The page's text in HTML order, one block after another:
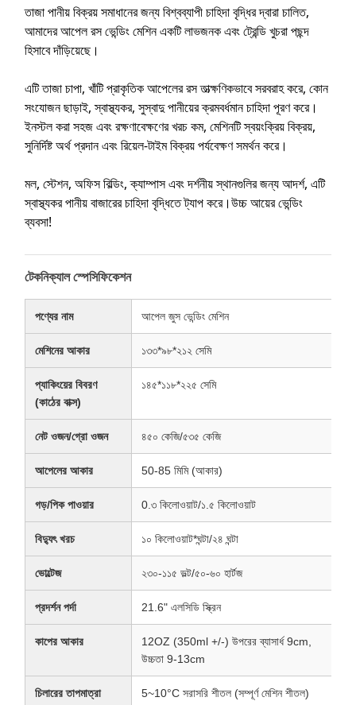
তাজা পানীয় বিক্রয় সমাধানের জন্য বিশ্বব্যাপী চাহিদা বৃদ্ধির দ্বারা চালিত,
আমাদের আপেল রস ভেন্ডিং মেশিন একটি লাভজনক এবং ট্রেন্ডি খুচরা পছন্দ
হিসাবে দাঁড়িয়েছে।
এটি তাজা চাপা, খাঁটি প্রাকৃতিক আপেলের রস তাত্ক্ষণিকভাবে সরবরাহ করে, কোন
সংযোজন ছাড়াই, স্বাস্থ্যকর, সুস্বাদু পানীয়ের ক্রমবর্ধমান চাহিদা পূরণ করে।
ইনস্টল করা সহজ এবং রক্ষণাবেক্ষণের খরচ কম, মেশিনটি স্বয়ংক্রিয় বিক্রয়,
সুনির্দিষ্ট অর্থ প্রদান এবং রিয়েল-টাইম বিক্রয় পর্যবেক্ষণ সমর্থন করে।
মল, স্টেশন, অফিস বিল্ডিং, ক্যাম্পাস এবং দর্শনীয় স্থানগুলির জন্য আদর্শ, এটি
স্বাস্থ্যকর পানীয় বাজারের চাহিদা বৃদ্ধিতে ট্যাপ করে।উচ্চ আয়ের ভেন্ডিং
ব্যবসা!
টেকনিক্যাল স্পেসিফিকেশন
পণ্যের নাম আপেল জুস ভেন্ডিং মেশিন
মেশিনের আকার ১৩৩*৯৮*২১২ সেমি
প্যাকিংয়ের বিবরণ
(কাঠের বাক্স)
১৪৫*১১৮*২২৫ সেমি
নেট ওজন/গ্রো ওজন ৪৫০ কেজি/৫৩৫ কেজি
আপেলের আকার 50-85 মিমি (আকার)
গড়/পিক পাওয়ার 0.৩ কিলোওয়াট/১.৫ কিলোওয়াট
বিদ্যুৎ খরচ ১০ কিলোওয়াট*ঘন্টা/২৪ ঘন্টা
ভোল্টেজ ২৩০-১১৫ ভল্ট/৫০-৬০ হার্টজ
প্রদর্শন পর্দা 21.6" এলসিডি স্ক্রিন
কাপের আকার
12OZ (350ml +/-) উপরের ব্যাসার্ধ 9cm,
উচ্চতা 9-13cm
চিলারের তাপমাত্রা 5~10°C সরাসরি শীতল (সম্পূর্ণ মেশিন শীতল)